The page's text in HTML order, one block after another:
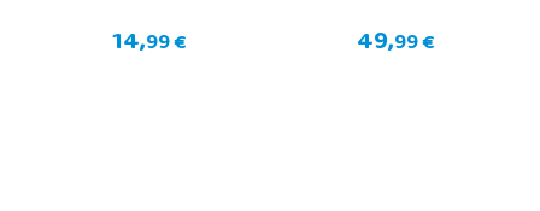
14,99 € 49,99 €